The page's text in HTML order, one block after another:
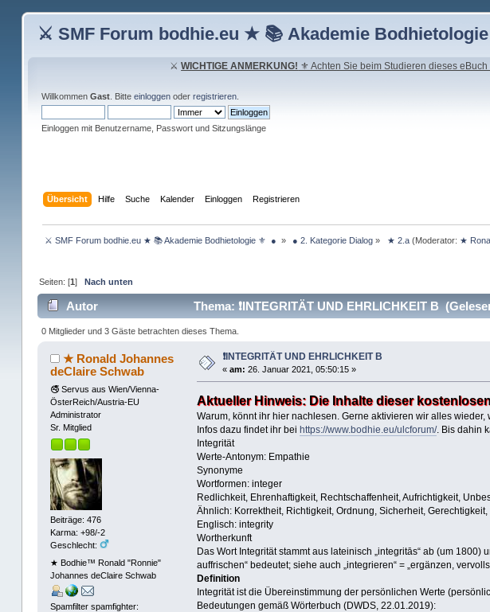
⚔ SMF Forum bodhie.eu ★ 📚 Akademie
⚔WICHTIGE ANMERKUNG! ⚜ Achten Sie beim Studieren dieses
Willkommen Gast. Bitte einloggenoder registrieren.
Einloggen mit Benutzername, Passwort und Sitzungslänge
Übersicht Hilfe Suche Kalender Einloggen Registrieren
⚔ SMF Forum bodhie.eu ★ 📚 Akademie Bodhietologie ⚜  ● » ● 2. Kategorie Dialog » ★ 2.a(Moderator: ★
Seiten: [1]Nach unten
Autor Thema: ❗INTEGRITÄT UND EHRLICHKEIT B
0 Mitglieder und 3 Gäste betrachten dieses Thema.
★ Ronald Johannes
deClaire Schwab
🚭 Servus aus Wien/Vienna-
ÖsterReich/Austria-EU
Administrator
Sr. Mitglied
Beiträge: 476
Karma: +98/-2
Geschlecht:
★ Bodhie™ Ronald "Ronnie"
Johannes deClaire Schwab
Spamfilter spamfighter:
❗INTEGRITÄT UND EHRLICHKEIT B
« am: 26. Januar 2021, 05:50:15 »
Aktueller Hinweis: Die Inhalte dieser
Warum, könnt ihr hier nachlesen. Gerne aktivieren wir alles
Infos dazu findet ihr bei https://www.bodhie.eu/ulcforum/. Bis dahin
Integrität
Werte-Antonym: Empathie
Synonyme
Wortformen: integer
Redlichkeit, Ehrenhaftigkeit, Rechtschaffenheit, Aufrichtigkeit,
Ähnlich: Korrektheit, Richtigkeit, Ordnung, Sicherheit,
Englisch: integrity
Wortherkunft
Das Wort Integrität stammt aus lateinisch „integritās“ ab (um
auffrischen“ bedeutet; siehe auch „integrieren“ = „ergänzen,
Definition
Integrität ist die Übereinstimmung der persönlichen Werte
Bedeutungen gemäß Wörterbuch (DWDS, 22.01.2019):